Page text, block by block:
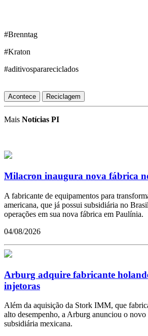
#Brenntag
#Kraton
#aditivosparareciclados
Acontece Reciclagem
Mais Notícias PI
Milacron inaugura nova fábrica
A fabricante de equipamentos para
americana, que já possui subsidiária no
operações em sua nova fábrica em Paulínia.
04/08/2026
Arburg adquire fabricante
injetoras
Além da aquisição da Stork IMM, que
alto desempenho, a Arburg anunciou o novo
subsidiária mexicana.